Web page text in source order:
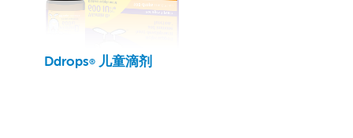
Ddrops® 儿童滴剂